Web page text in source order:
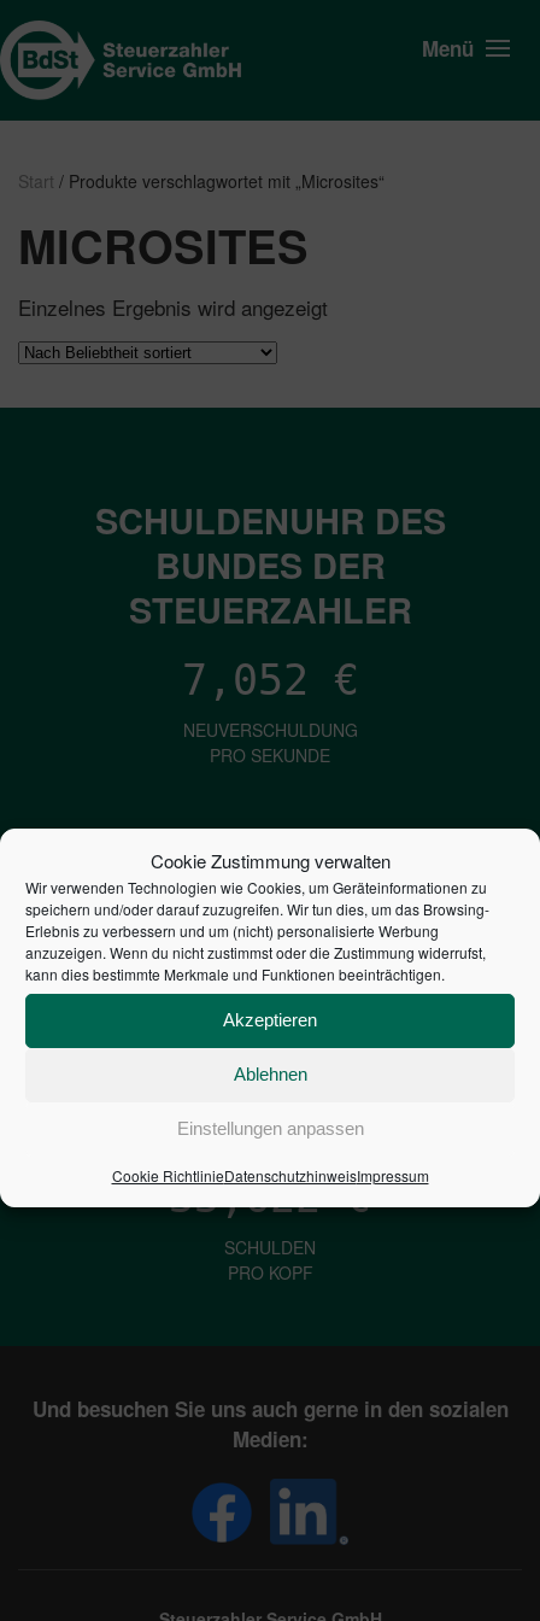
Cookie Zustimmung verwalten
Wir verwenden Technologien wie Cookies, um Geräteinformationen zu
speichern und/oder darauf zuzugreifen. Wir tun dies, um das Browsing-
Erlebnis zu verbessern und um (nicht) personalisierte Werbung
anzuzeigen. Wenn du nicht zustimmst oder die Zustimmung widerrufst,
kann dies bestimmte Merkmale und Funktionen beeinträchtigen.
Akzeptieren
Ablehnen
Einstellungen anpassen
Cookie RichtlinieDatenschutzhinweisImpressum
Menü
Start / Produkte verschlagwortet mit „Microsites“
MICROSITES
Einzelnes Ergebnis wird angezeigt
SCHULDENUHR DES
BUNDES DER
STEUERZAHLER
7,052 €
NEUVERSCHULDUNG
PRO SEKUNDE
1,601€
ZINSEN
PRO SEKUNDE
2,806,393,538,870
STAATSVERSCHULDUNG
33,622€
SCHULDEN
PRO KOPF
Und besuchen Sie uns auch gerne in den sozialen
Medien: